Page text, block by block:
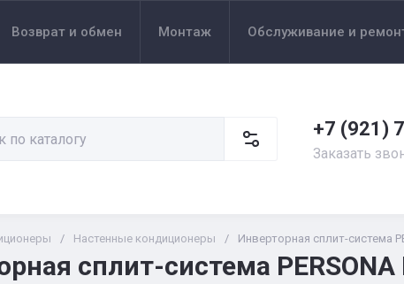
Возврат и обмен Монтаж Обслуживание и
+7 (921)
Заказать
/ Настенные кондиционеры / Инверторная сплит-система
сплит-система